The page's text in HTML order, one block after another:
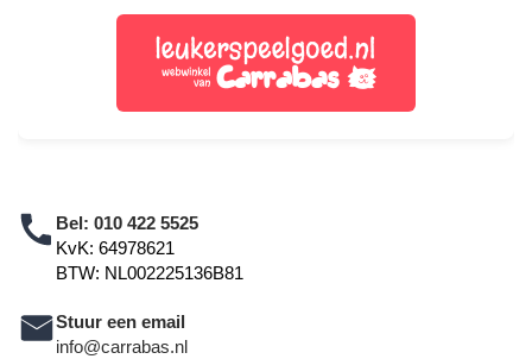
Bel: 010 422 5525
KvK: 64978621
BTW: NL002225136B81
Stuur een email
info@carrabas.nl